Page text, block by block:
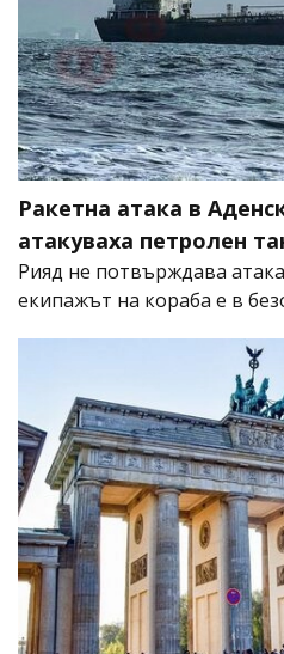
Ракетна атака в
атакуваха петролен
Рияд не потвърждава
екипажът на кораба е в